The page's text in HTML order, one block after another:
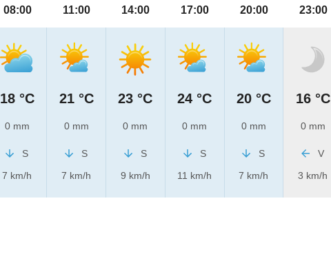
08:00
18 °C
0 mm
S
7 km/h
11:00
21 °C
0 mm
S
7 km/h
14:00
23 °C
0 mm
S
9 km/h
17:00
24 °C
0 mm
S
11 km/h
20:00
20 °C
0 mm
S
7 km/h
23:00
16 °C
0 mm
V
3 km/h